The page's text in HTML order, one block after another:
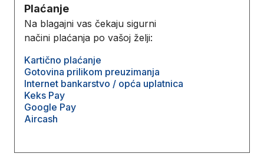
Plaćanje
Na blagajni vas čekaju sigurni
načini plaćanja po vašoj želji:
Kartično plaćanje
Gotovina prilikom preuzimanja
Internet bankarstvo / opća uplatnica
Keks Pay
Google Pay
Aircash